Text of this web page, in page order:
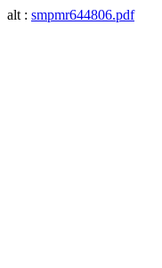
alt : smpmr644806.pdf